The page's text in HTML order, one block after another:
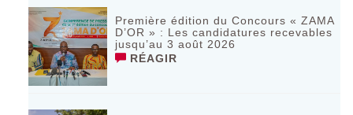
‎Première édition du Concours « ZAMA
D’OR » : Les candidatures recevables
jusqu’au 3 août 2026 ‎
RÉAGIR